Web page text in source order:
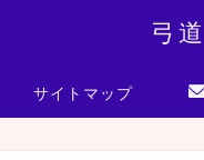
弓
サイトマップ